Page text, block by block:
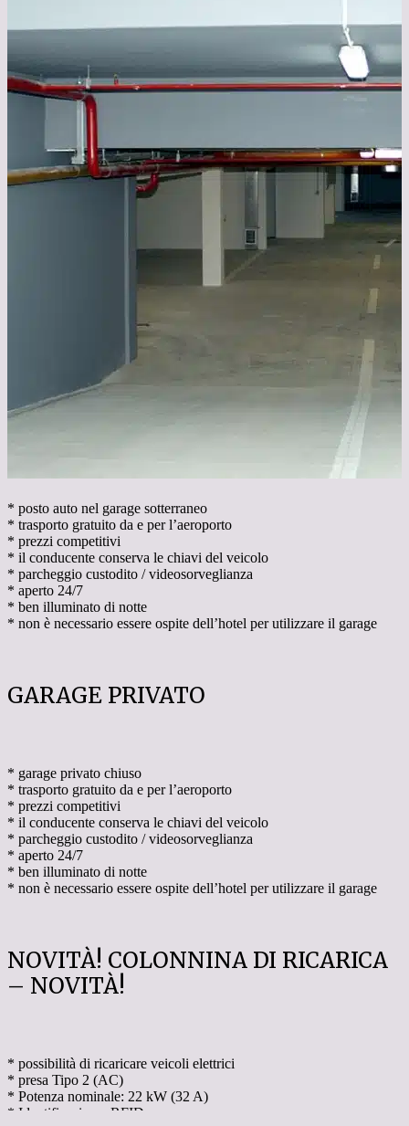
* posto auto nel garage sotterraneo
* trasporto gratuito da e per l’aeroporto
* prezzi competitivi
* il conducente conserva le chiavi del veicolo
* parcheggio custodito / videosorveglianza
* aperto 24/7
* ben illuminato di notte
* non è necessario essere ospite dell’hotel per utilizzare il garage
GARAGE PRIVATO
* garage privato chiuso
* trasporto gratuito da e per l’aeroporto
* prezzi competitivi
* il conducente conserva le chiavi del veicolo
* parcheggio custodito / videosorveglianza
* aperto 24/7
* ben illuminato di notte
* non è necessario essere ospite dell’hotel per utilizzare il garage
NOVITÀ! COLONNINA DI RICARICA
– NOVITÀ!
* possibilità di ricaricare veicoli elettrici
* presa Tipo 2 (AC)
* Potenza nominale: 22 kW (32 A)
* Identificazione: RFID